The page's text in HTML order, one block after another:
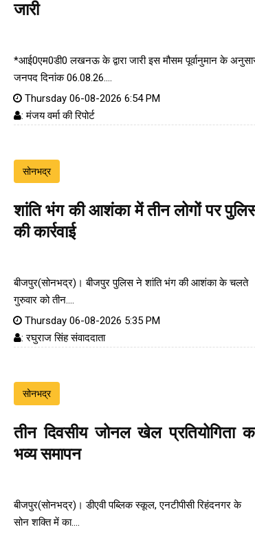
जारी
*आई0एम0डी0 लखनऊ के द्वारा जारी इस मौसम पूर्वानुमान के
जनपद दिनांक 06.08.26....
Thursday 06-08-2026 6:54 PM
: मंजय वर्मा की रिपोर्ट
सोनभद्र
शांति भंग की आशंका में तीन लोगों पर
की कार्रवाई
बीजपुर(सोनभद्र)। बीजपुर पुलिस ने शांति भंग की आशंका के चलते
गुरुवार को तीन....
Thursday 06-08-2026 5:35 PM
: रघुराज सिंह संवाददाता
सोनभद्र
तीन दिवसीय जोनल खेल प्रतियोगिता
भव्य समापन
बीजपुर(सोनभद्र)। डीएवी पब्लिक स्कूल, एनटीपीसी रिहंदनगर के
सोन शक्ति में का....